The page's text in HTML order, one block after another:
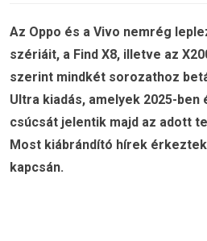
Az Oppo és a Vivo nemrég
szériáit, a Find X8, illetve az
szerint mindkét sorozathoz
Ultra kiadás, amelyek 2025-
csúcsát jelentik majd az adott
Most kiábrándító hírek
kapcsán.